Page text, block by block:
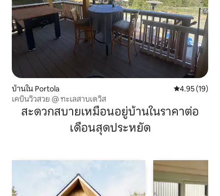
บ้านใน Portola คะแนนเฉลี่ย
4.95 (19)
เคบินวิวสวย @ ทะเลสาบเดวิส
สะดวกสบายเหมือนอยู่บ้านในราคาต่อ
เดือนสุดประหยัด